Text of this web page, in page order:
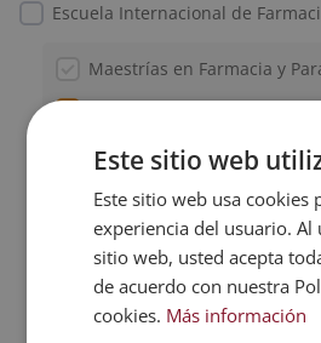
Escuela Internacional de
Maestrías en Farmacia y
SOLICITA MÁS
Nombre (*)
Este sitio web
Este sitio web usa cookies
experiencia del usuario.
sitio web, usted acepta
de acuerdo con nuestra
cookies. Más información